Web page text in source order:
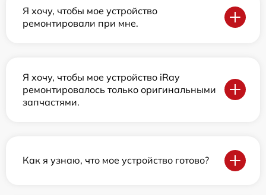
Я хочу, чтобы мое устройство
ремонтировали при мне.
Я хочу, чтобы мое устройство iRay
ремонтировалось только оригинальными
запчастями.
Как я узнаю, что мое устройство готово?